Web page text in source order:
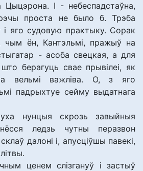
Цыцэрона. І - небеспадстаўна,
проста не было б. Трэба
і яго судовую практыку. Сорак
чым ён, Кантэльмі, пражыў на
- асоба свецкая, а для
берагуць свае прывілеі, як
вельмі важліва. О, з яго
падрыхтуе сейму выдатнага
нунцыя скрозь завыйныя
ледзь чутны перазвон
далоні і, апусціўшы павекі,
ценем слізгануў і застыў